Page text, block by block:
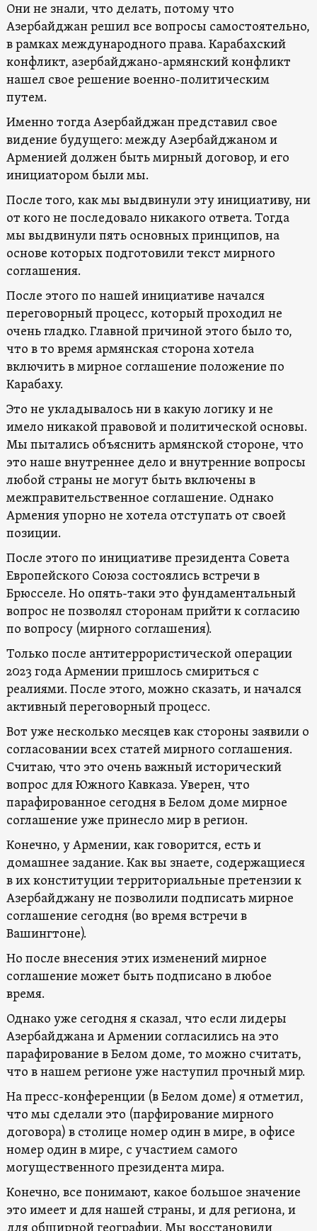
Они не знали, что делать, потому что
Азербайджан решил все вопросы самостоятельно,
в рамках международного права. Карабахский
конфликт, азербайджано-армянский конфликт
нашел свое решение военно-политическим
путем.
Именно тогда Азербайджан представил свое
видение будущего: между Азербайджаном и
Арменией должен быть мирный договор, и его
инициатором были мы.
После того, как мы выдвинули эту инициативу, ни
от кого не последовало никакого ответа. Тогда
мы выдвинули пять основных принципов, на
основе которых подготовили текст мирного
соглашения.
После этого по нашей инициативе начался
переговорный процесс, который проходил не
очень гладко. Главной причиной этого было то,
что в то время армянская сторона хотела
включить в мирное соглашение положение по
Карабаху.
Это не укладывалось ни в какую логику и не
имело никакой правовой и политической основы.
Мы пытались объяснить армянской стороне, что
это наше внутреннее дело и внутренние вопросы
любой страны не могут быть включены в
межправительственное соглашение. Однако
Армения упорно не хотела отступать от своей
позиции.
После этого по инициативе президента Совета
Европейского Союза состоялись встречи в
Брюсселе. Но опять-таки это фундаментальный
вопрос не позволял сторонам прийти к согласию
по вопросу (мирного соглашения).
Только после антитеррористической операции
2023 года Армении пришлось смириться с
реалиями. После этого, можно сказать, и начался
активный переговорный процесс.
Вот уже несколько месяцев как стороны заявили о
согласовании всех статей мирного соглашения.
Считаю, что это очень важный исторический
вопрос для Южного Кавказа. Уверен, что
парафированное сегодня в Белом доме мирное
соглашение уже принесло мир в регион.
Конечно, у Армении, как говорится, есть и
домашнее задание. Как вы знаете, содержащиеся
в их конституции территориальные претензии к
Азербайджану не позволили подписать мирное
соглашение сегодня (во время встречи в
Вашингтоне).
Но после внесения этих изменений мирное
соглашение может быть подписано в любое
время.
Однако уже сегодня я сказал, что если лидеры
Азербайджана и Армении согласились на это
парафирование в Белом доме, то можно считать,
что в нашем регионе уже наступил прочный мир.
На пресс-конференции (в Белом доме) я отметил,
что мы сделали это (парфирование мирного
договора) в столице номер один в мире, в офисе
номер один в мире, с участием самого
могущественного президента мира.
Конечно, все понимают, какое большое значение
это имеет и для нашей страны, и для региона, и